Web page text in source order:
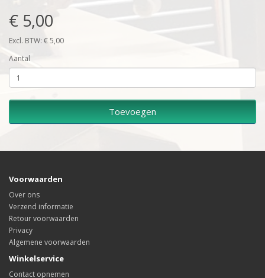
€ 5,00
Excl. BTW: € 5,00
Aantal
Toevoegen
Voorwaarden
Over ons
Verzend informatie
Retour voorwaarden
Privacy
Algemene voorwaarden
Winkelservice
Contact opnemen